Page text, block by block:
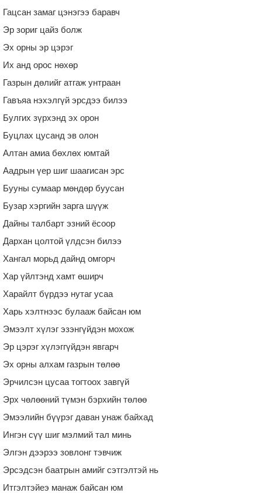
Гацсан замаг цэнэгээ баравч
Эр зориг цайз болж
Эх орны эр цэрэг
Их анд орос нөхөр
Газрын дөлийг атгаж унтраан
Гавъяа нэхэлгүй эрсдээ билээ
Булгих зүрхэнд эх орон
Буцлах цусанд эв олон
Алтан амиа бөхлөх юмтай
Аадрын үер шиг шаагисан эрс
Бууны сумаар мөндөр буусан
Бузар хэргийн зарга шүүж
Дайны талбарт эзний ёсоор
Дархан цолтой үлдсэн билээ
Хангал морьд дайнд омгорч
Хар үйлтэнд хамт өширч
Харайлт бүрдээ нутаг усаа
Харь хэлтнээс булааж байсан юм
Эмээлт хүлэг эзэнгүйдэн мохож
Эр цэрэг хүлэггүйдэн явгарч
Эх орны алхам газрын төлөө
Эрчилсэн цусаа тогтоох завгүй
Эрх чөлөөний түмэн бэрхийн төлөө
Эмээлийн бүүрэг даван унаж байхад
Ингэн сүү шиг мэлмий тал минь
Элгэн дээрээ зовлонг тэвчиж
Эрсэдсэн баатрын амийг сэтгэлтэй нь
Итгэлтэйеэ манаж байсан юм